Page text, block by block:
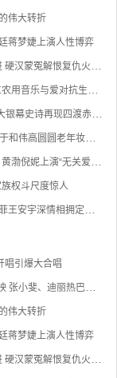
伟大转折
蒋梦婕上演人性博弈
权斗尺度惊人
唱引爆大合唱
伟大转折
蒋梦婕上演人性博弈